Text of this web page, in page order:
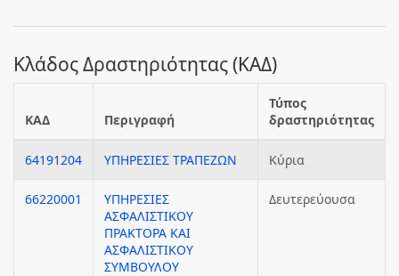
Κλάδος Δραστηριότητας (ΚΑΔ)
ΚΑΔ Περιγραφή
Τύπος
δραστηριότητας
64191204 ΥΠΗΡΕΣΙΕΣ ΤΡΑΠΕΖΩΝ Κύρια
66220001
ΥΠΗΡΕΣΙΕΣ
ΑΣΦΑΛΙΣΤΙΚΟΥ
ΠΡΑΚΤΟΡΑ ΚΑΙ
ΑΣΦΑΛΙΣΤΙΚΟΥ
ΣΥΜΒΟΥΛΟΥ
Δευτερεύουσα